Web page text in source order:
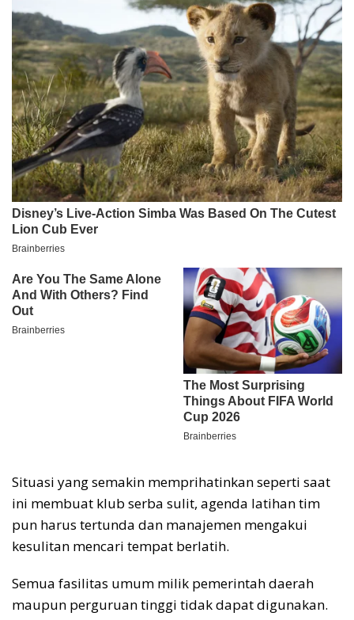
Situasi yang semakin memprihatinkan seperti saat
ini membuat klub serba sulit, agenda latihan tim
pun harus tertunda dan manajemen mengakui
kesulitan mencari tempat berlatih.
Semua fasilitas umum milik pemerintah daerah
maupun perguruan tinggi tidak dapat digunakan.